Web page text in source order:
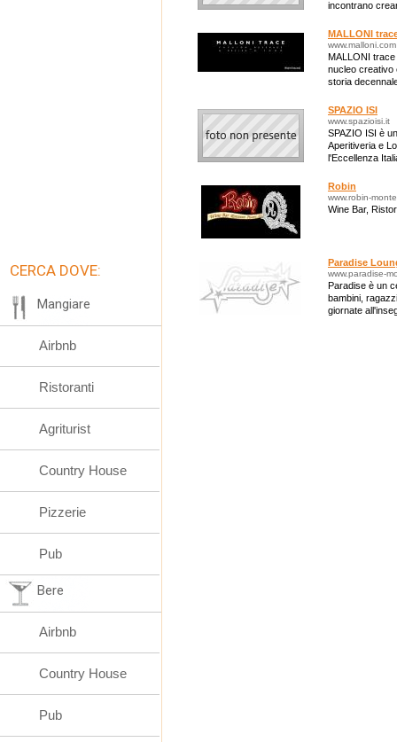
incontrano
MALLONI
www.malloni.com
MALLONI trace
nucleo creativo
storia
SPAZIO ISI
www.spazioisi.it
SPAZIO ISI è
Aperitiveria e
l'Eccellenza
Robin
www.robin-
Wine Bar,
Paradise
www.paradise-
Paradise è un
bambini,
giornate
CERCA DOVE:
Mangiare
Airbnb
Ristoranti
Agriturist
Country House
Pizzerie
Pub
Bere
Airbnb
Country House
Pub